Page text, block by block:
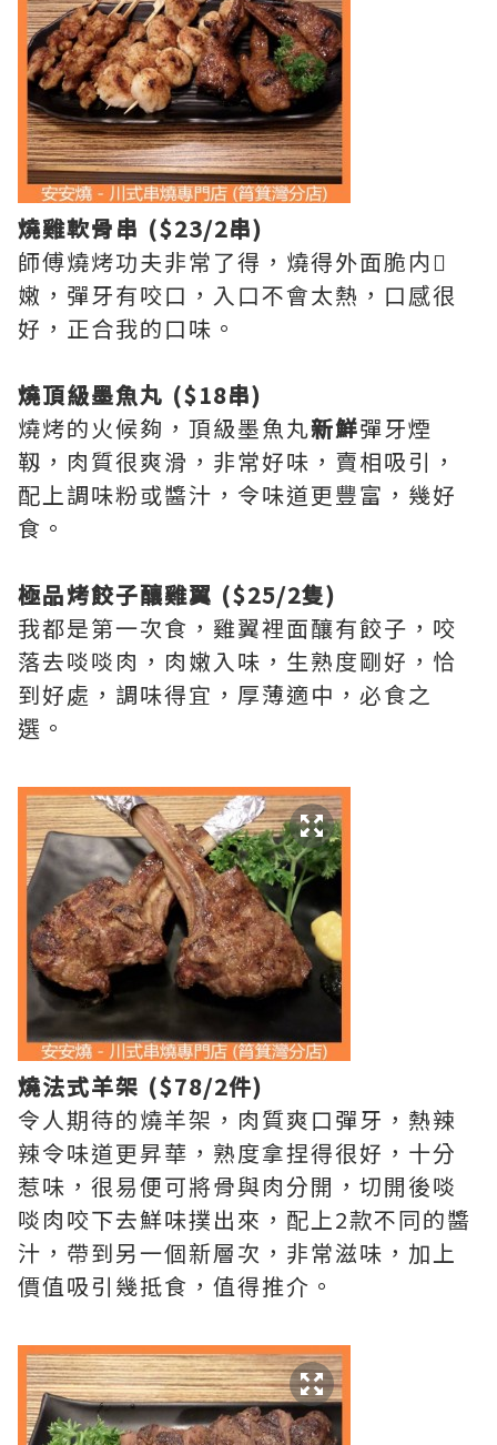
燒雞軟骨串 ($23/2串)
師傅燒烤功夫非常了得，燒得外面脆内
嫩，彈牙有咬口，入口不會太熱，口感很
好，正合我的口味。
燒頂級墨魚丸 ($18串)
燒烤的火候夠，頂級墨魚丸新鮮彈牙煙
靱，肉質很爽滑，非常好味，賣相吸引，
配上調味粉或醬汁，令味道更豐富，幾好
食。
極品烤餃子釀雞翼 ($25/2隻)
我都是第一次食，雞翼裡面釀有餃子，咬
落去啖啖肉，肉嫩入味，生熟度剛好，恰
到好處，調味得宜，厚薄適中，必食之
選。
燒法式羊架 ($78/2件)
令人期待的燒羊架，肉質爽口彈牙，熱辣
辣令味道更昇華，熟度拿捏得很好，十分
惹味，很易便可將骨與肉分開，切開後啖
啖肉咬下去鮮味撲出來，配上2款不同的醬
汁，帶到另一個新層次，非常滋味，加上
價值吸引幾抵食，值得推介。